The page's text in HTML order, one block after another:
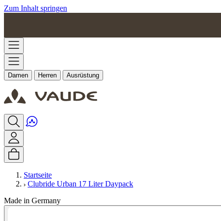
Zum Inhalt springen
Damen Herren Ausrüstung
Startseite
Clubride Urban 17 Liter Daypack
Made in Germany